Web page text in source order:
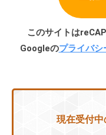
このサイトは
Googleのプライバシ
現在受付